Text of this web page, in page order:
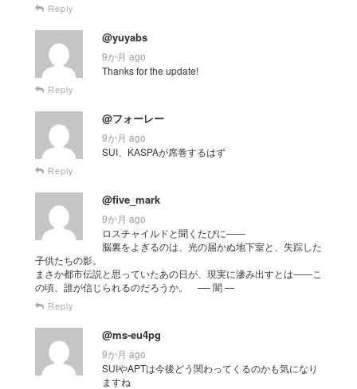
Reply
@yuyabs
9か月 ago
Thanks for the update!
Reply
@フォーレー
9か月 ago
SUI、KASPAが席巻するはず
Reply
@five_mark
9か月 ago
ロスチャイルドと聞くたびに――
脳裏をよぎるのは、光の届かぬ地下室と、失踪した
子供たちの影。
まさか都市伝説と思っていたあの日が、現実に滲み出すとは――こ
の頃、誰が信じられるのだろうか。 —- 闇 —
Reply
@ms-eu4pg
9か月 ago
SUIやAPTは今後どう関わってくるのかも気になり
ますね